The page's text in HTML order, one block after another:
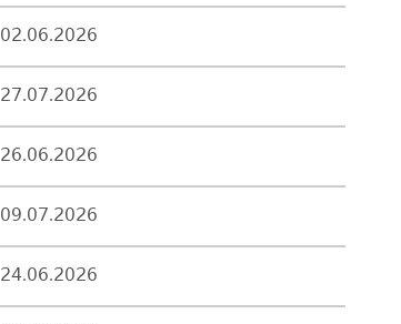
02.06.2026
27.07.2026
26.06.2026
09.07.2026
24.06.2026